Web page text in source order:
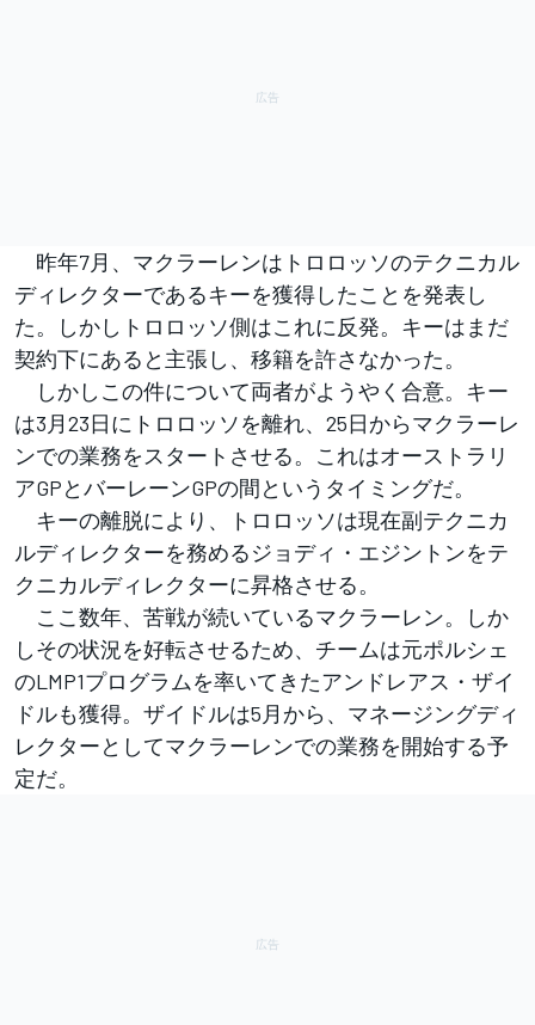
昨年7月、マクラーレンはトロロッソのテクニカル
ディレクターであるキーを獲得したことを発表し
た。しかしトロロッソ側はこれに反発。キーはまだ
契約下にあると主張し、移籍を許さなかった。
しかしこの件について両者がようやく合意。キー
は3月23日にトロロッソを離れ、25日からマクラーレ
ンでの業務をスタートさせる。これはオーストラリ
アGPとバーレーンGPの間というタイミングだ。
キーの離脱により、トロロッソは現在副テクニカ
ルディレクターを務めるジョディ・エジントンをテ
クニカルディレクターに昇格させる。
ここ数年、苦戦が続いているマクラーレン。しか
しその状況を好転させるため、チームは元ポルシェ
のLMP1プログラムを率いてきたアンドレアス・ザイ
ドルも獲得。ザイドルは5月から、マネージングディ
レクターとしてマクラーレンでの業務を開始する予
定だ。